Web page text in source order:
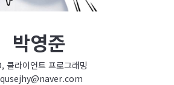
박영준
클라이언트 프로그래밍